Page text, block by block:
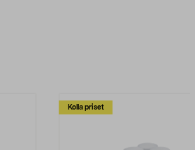
Kolla priset